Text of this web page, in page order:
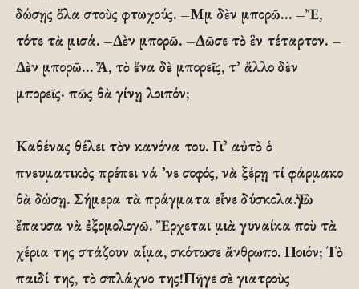
δώσῃς ὅλα στοὺς φτωχούς. –Μμ δὲν μπορῶ… –Ἔ,
τότε τὰ μισά. –Δὲν μπορῶ. –Δῶσε τὸ ἓν τέταρτον. –
Δὲν μπορῶ… Ἄ, τὸ ἕνα δὲ μπορεῖς, τ᾽ ἄλλο δὲν
μπορεῖς· πῶς θὰ γίνῃ λοιπόν;
Καθένας θέλει τὸν κανόνα του. Γι᾽ αὐτὸ ὁ
πνευματικὸς πρέπει νά ᾽νε σοφός, νὰ ξέρῃ τί φάρμακο
θὰ δώσῃ. Σήμερα τὰ πράγματα εἶνε δύσκολα.Ἐγὼ
ἔπαυσα νὰ ἐξομολογῶ. Ἔρχεται μιὰ γυναίκα ποὺ τὰ
χέρια της στάζουν αἷμα, σκότωσε ἄνθρωπο. Ποιόν; Τὸ
παιδί της, τὸ σπλάχνο της!Πῆγε σὲ γιατροὺς